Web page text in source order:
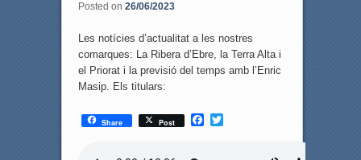
Posted on 26/06/2023
Les notícies d’actualitat a les nostres
comarques: La Ribera d’Ebre, la Terra Alta i
el Priorat i la previsió del temps amb l’Enric
Masip. Els titulars:
Share Post
F
T